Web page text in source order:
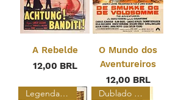
A Rebelde
Precio
12,00 BRL
O Mundo dos
Aventureiros
Precio
12,00 BRL
Legendado Restaurado
Dublado Restaurado